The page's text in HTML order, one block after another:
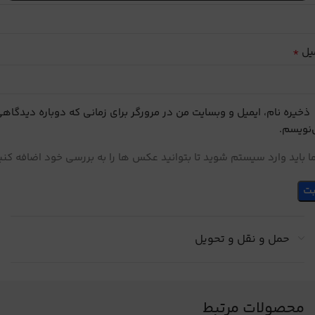
*
ذخیره نام، ایمیل و وبسایت من در مرورگر برای زمانی که دوباره
باید وارد سیستم شوید تا بتوانید عکس ها را به بررسی خود اضافه
حمل و نقل و تحویل
محصولات مرتبط